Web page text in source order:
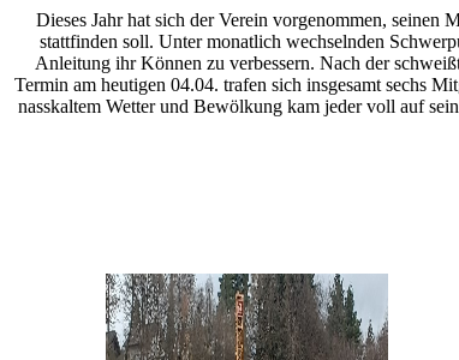
Dieses Jahr hat sich der Verein vorgenommen,
stattfinden soll. Unter monatlich wechselnden
Anleitung ihr Können zu verbessern. Nach der
Termin am heutigen 04.04. trafen sich insgesamt sechs
nasskaltem Wetter und Bewölkung kam jeder voll auf